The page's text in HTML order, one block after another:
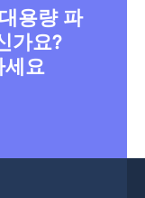
용량 파
가요?
세요